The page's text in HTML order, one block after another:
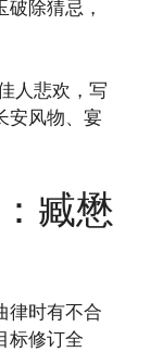
除猜忌，
人悲欢，写
安风物、宴
臧懋
律时有不合
标修订全